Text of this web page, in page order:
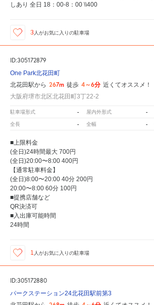
しあり 全日 18：00-8：00 \\400
3人がお気に入りの駐車場
ID:305172879
One Park北花田町
北花田駅から 267m 徒歩 4～6分 近くてオススメ！
大阪府堺市北区北花田町3丁22-2
駐車場形式 - 屋内外形式 -
全長 - 全幅 -
■上限料金
(全日)24時間最大 700円
(全日)20:00〜8:00 400円
【通常駐車料金】
(全日)8:00〜20:00 40分 200円
20:00〜8:00 60分 100円
■提携店舗など
QR決済可
■入出庫可能時間
24時間
1 人がお気に入りの駐車場
ID:305172880
パークステーション24北花田駅前第3